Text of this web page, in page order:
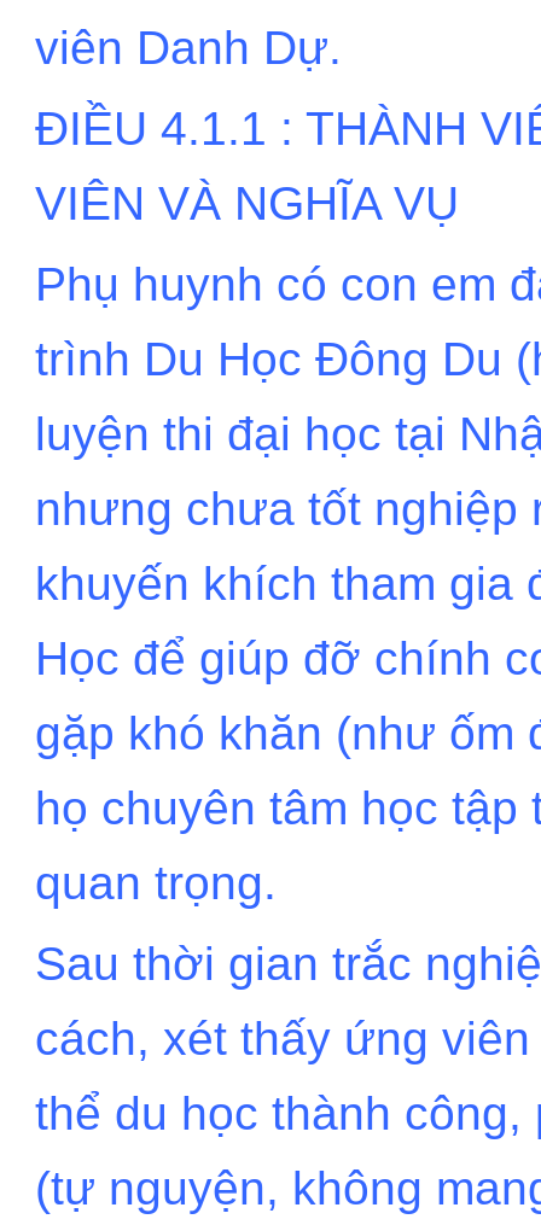
viên Danh Dự.
ĐIỀU 4.1.1 : THÀNH
VIÊN VÀ NGHĨA VỤ
Phụ huynh có con em
trình Du Học Đông Du
luyện thi đại học tại
nhưng chưa tốt
khuyến khích tham gia
Học để giúp đỡ chính
gặp khó khăn (như ốm
họ chuyên tâm học
quan trọng.
Sau thời gian trắc
cách, xét thấy ứng
thể du học thành
(tự nguyện, không